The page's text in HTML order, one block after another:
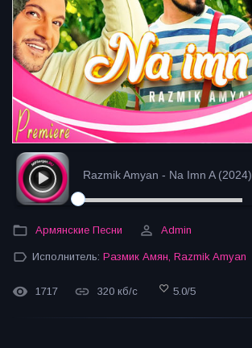
Razmik Amyan - Na Imn A (2024)
Армянские Песни Admin
Исполнитель: Размик Амян Razmik Amyan
1717 320 кб/с 5.0/5